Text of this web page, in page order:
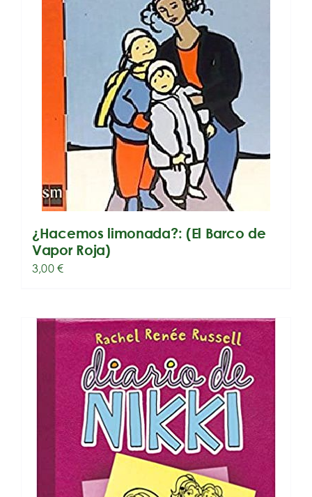
¿Hacemos limonada?: (El Barco de
Vapor Roja)
3,00€